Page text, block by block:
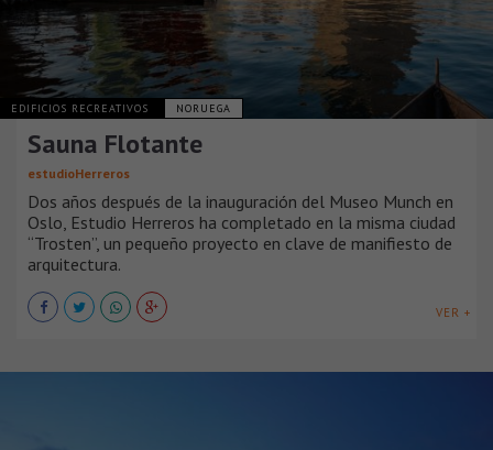
EDIFICIOS RECREATIVOS NORUEGA
Sauna Flotante
estudioHerreros
Dos años después de la inauguración del Museo Munch en
Oslo, Estudio Herreros ha completado en la misma ciudad
“Trosten”, un pequeño proyecto en clave de manifiesto de
arquitectura.
VER +